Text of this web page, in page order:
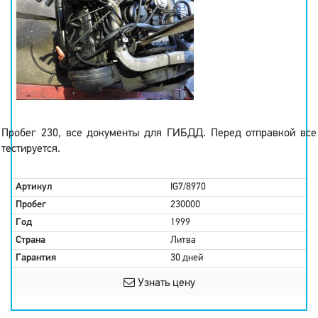
Пробег 230, все документы для ГИБДД. Перед отправкой все
тестируется.
Артикул
IG7/8970
Пробег
230000
Год
1999
Страна
Литва
Гарантия
30 дней
Узнать цену